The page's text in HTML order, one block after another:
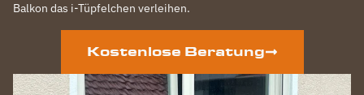
Balkon das i-Tüpfelchen verleihen.
Kostenlose Beratung